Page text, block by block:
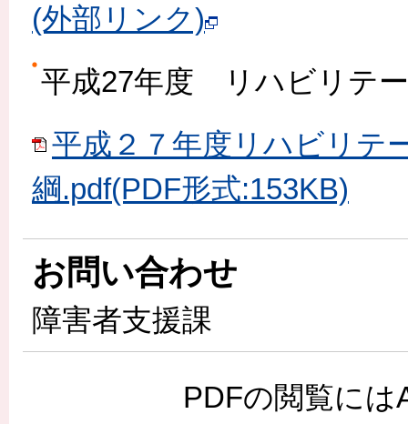
(外部リンク)
平成27年度 リハビリテ
平成２７年度リハビリテ
綱.pdf(PDF形式:153KB)
お問い合わせ
障害者支援課
PDFの閲覧に